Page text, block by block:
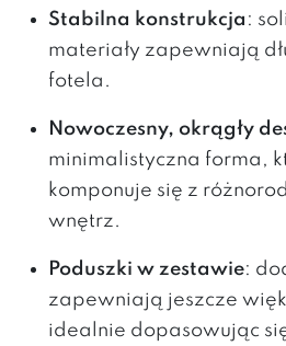
Stabilna konstrukcja :
materiały zapewniają
fotela.
Nowoczesny, okrągły
minimalistyczna forma,
komponuje się z
wnętrz.
Poduszki w zestawie:
zapewniają jeszcze
idealnie dopasowując